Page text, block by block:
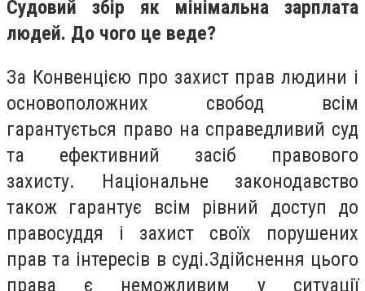
Судовий збір як мінімальна зарплата
людей. До чого це веде?
За Конвенцією про захист прав людини і
основоположних свобод всім
гарантується право на справедливий суд
та ефективний засіб правового
захисту. Національне законодавство
також гарантує всім рівний доступ до
правосуддя і захист своїх порушених
прав та інтересів в суді.Здійснення цього
права є неможливим у ситуації